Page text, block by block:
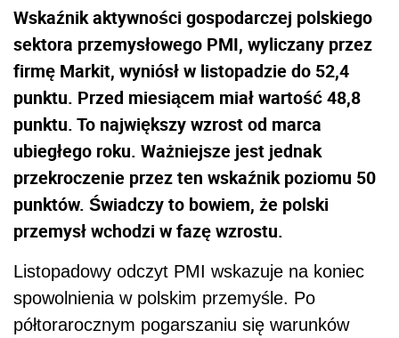
Wskaźnik aktywności gospodarczej polskiego
sektora przemysłowego PMI, wyliczany przez
firmę Markit, wyniósł w listopadzie do 52,4
punktu. Przed miesiącem miał wartość 48,8
punktu. To największy wzrost od marca
ubiegłego roku. Ważniejsze jest jednak
przekroczenie przez ten wskaźnik poziomu 50
punktów. Świadczy to bowiem, że polski
przemysł wchodzi w fazę wzrostu.
Listopadowy odczyt PMI wskazuje na koniec
spowolnienia w polskim przemyśle. Po
półtorarocznym pogarszaniu się warunków